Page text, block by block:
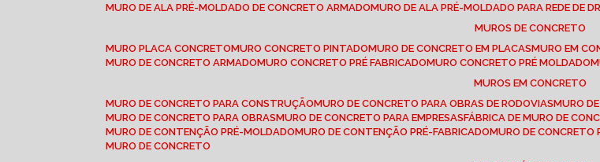
MURO DE ALA PRÉ-MOLDADO DE CONCRETO ARMADO
MURO DE ALA PRÉ-MOLDADO PARA REDE DE
MUROS DE CONCRETO
MURO PLACA CONCRETO
MURO CONCRETO PINTADO MURO DE CONCRETO EM PLACAS MURO EM
MURO DE CONCRETO ARMADO
MURO CONCRETO PRÉ FABRICADO MURO CONCRETO PRÉ MOLDADO
MUROS EM CONCRETO
MURO DE CONCRETO PARA CONSTRUÇÃO
MURO DE CONCRETO PARA OBRAS DE RODOVIAS
MURO
MURO DE CONCRETO PARA OBRAS
MURO DE CONCRETO PARA EMPRESAS FÁBRICA DE MURO DE
MURO DE CONTENÇÃO PRÉ-MOLDADO
MURO DE CONTENÇÃO PRÉ-FABRICADO MURO DE
MURO DE CONCRETO